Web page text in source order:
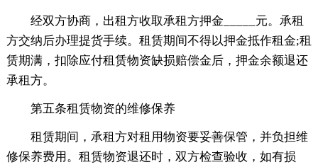
经双方协商，出租方收取承租方押金_____元。承租
方交纳后办理提货手续。租赁期间不得以押金抵作租金;租
赁期满，扣除应付租赁物资缺损赔偿金后，押金余额退还
承租方。
第五条租赁物资的维修保养
租赁期间，承租方对租用物资要妥善保管，并负担维
修保养费用。租赁物资退还时，双方检查验收，如有损